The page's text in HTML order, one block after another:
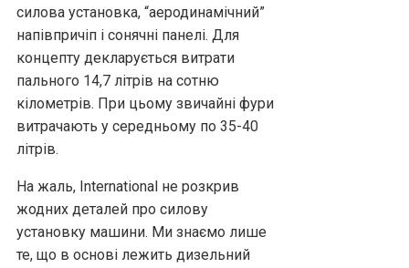
силова установка, “аеродинамічний”
напівпричіп і сонячні панелі. Для
концепту декларується витрати
пального 14,7 літрів на сотню
кілометрів. При цьому звичайні фури
витрачають у середньому по 35-40
літрів.
На жаль, International не розкрив
жодних деталей про силову
установку машини. Ми знаємо лише
те, що в основі лежить дизельний